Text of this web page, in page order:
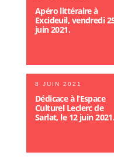
Apéro littéraire à
Excideuil, vendredi
juin 2021.
8 JUIN 2021
Dédicace à l’Espace
Culturel Leclerc de
Sarlat, le 12 juin 2021.